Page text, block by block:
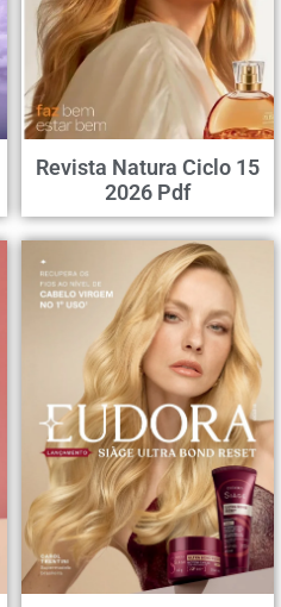
Revista Natura Ciclo 15
2026 Pdf